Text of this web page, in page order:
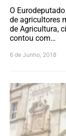
O
de agricultores
de Agricultura,
contou com…
6 de Junho, 2018